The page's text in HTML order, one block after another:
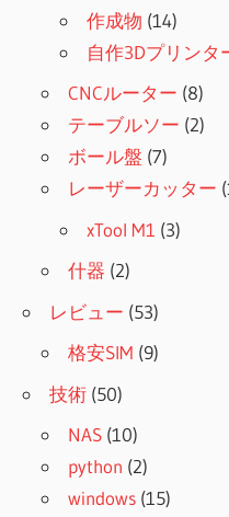
作成物 (14)
自作3Dプリンタ
CNCルーター (8)
テーブルソー (2)
ボール盤 (7)
レーザーカッター
xTool M1 (3)
什器 (2)
レビュー (53)
格安SIM (9)
技術 (50)
NAS (10)
python (2)
windows (15)